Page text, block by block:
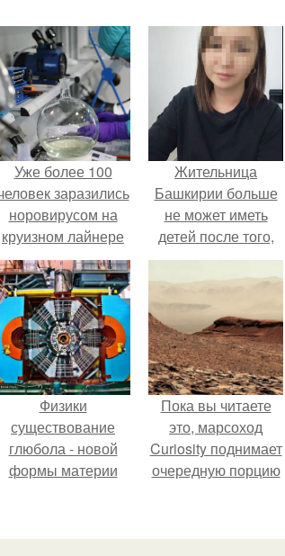
Уже более 100
заразились
норовирусом на
круизном лайнере
Princess.
Жительница
Башкирии больше
не может иметь
детей после того,
как медики сделали
ей аборт на шестом
месяце
беременности и
оставили в матке
плаценту.
Физики
существование
глюбола - новой
формы материи
Пока вы читаете
это, марсоход
Curiosity поднимает
очередную порцию